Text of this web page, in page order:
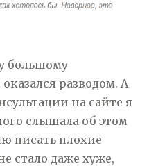
большому
разводом. А
на сайте я
слышала об этом
писать плохие
стало даже хуже,